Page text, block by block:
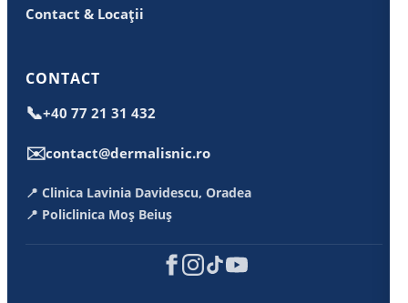
Contact & Locații
CONTACT
📞+40 77 21 31 432
✉️contact@dermalisnic.ro
📍 Clinica Lavinia Davidescu, Oradea
📍 Policlinica Moș Beiuș